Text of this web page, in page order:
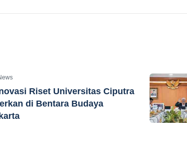
Riset Universitas Ciputra
di Bentara Budaya